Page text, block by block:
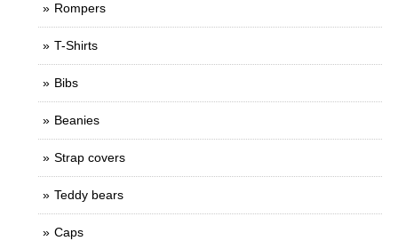
Rompers
T-Shirts
Bibs
Beanies
Strap covers
Teddy bears
Caps